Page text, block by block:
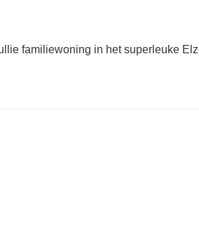
familiewoning in het superleuke